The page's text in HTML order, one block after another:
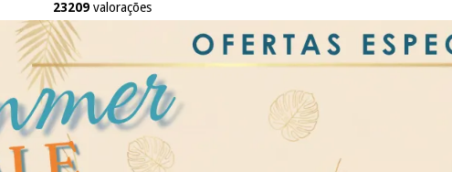
23209valorações